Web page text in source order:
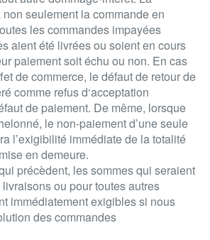
seulement la commande en
les commandes impayées
aient été livrées ou soient en cours
paiement soit échu ou non. En cas
de commerce, le défaut de retour de
comme refus d‘acceptation
de paiement. De même, lorsque
le non-paiement d’une seule
l’exigibilité immédiate de la totalité
en demeure.
précèdent, les sommes qui seraient
livraisons ou pour toutes autres
immédiatement exigibles si nous
des commandes